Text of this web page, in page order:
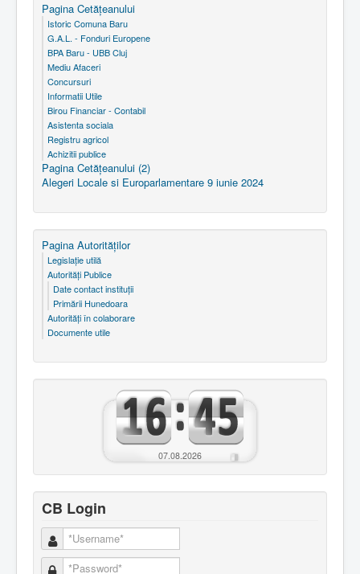
Pagina Cetăţeanului
Istoric Comuna Baru
G.A.L. - Fonduri Europene
BPA Baru - UBB Cluj
Mediu Afaceri
Concursuri
Informatii Utile
Birou Financiar - Contabil
Asistenta sociala
Registru agricol
Achizitii publice
Pagina Cetăţeanului (2)
Alegeri Locale si Europarlamentare 9 iunie 2024
Pagina Autorităţilor
Legislaţie utilă
Autorităţi Publice
Date contact instituţii
Primării Hunedoara
Autorităţi în colaborare
Documente utile
07.08.2026
CB Login